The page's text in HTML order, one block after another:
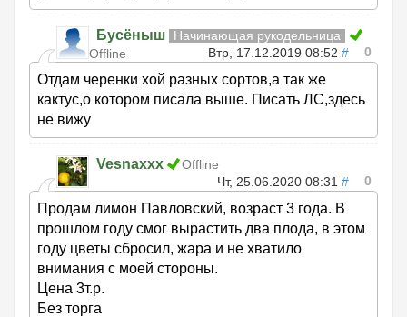
Бусёныш
Начинающая рукодельница
Offline
Втр, 17.12.2019 08:52 # 0
Отдам черенки хой разных сортов,а так же
кактус,о котором писала выше. Писать ЛС,здесь
не вижу
Vesnaxxx
Offline
Чт, 25.06.2020 08:31 # 0
Продам лимон Павловский, возраст 3 года. В
прошлом году смог вырастить два плода, в этом
году цветы сбросил, жара и не хватило
внимания с моей стороны.
Цена 3т.р.
Без торга